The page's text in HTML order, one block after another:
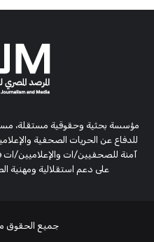
للدفاع عن الحريات الصحفية
آمنة للصحفيين/ات والإعلاميين/
على دعم استقلالية ومهنية
جميع الحقوق